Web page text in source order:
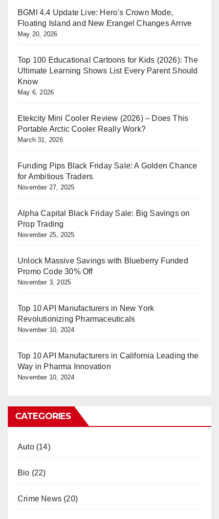
BGMI 4.4 Update Live: Hero’s Crown Mode,
Floating Island and New Erangel Changes Arrive
May 20, 2026
Top 100 Educational Cartoons for Kids (2026): The
Ultimate Learning Shows List Every Parent Should
Know
May 6, 2026
Etekcity Mini Cooler Review (2026) – Does This
Portable Arctic Cooler Really Work?
March 31, 2026
Funding Pips Black Friday Sale: A Golden Chance
for Ambitious Traders
November 27, 2025
Alpha Capital Black Friday Sale: Big Savings on
Prop Trading
November 25, 2025
Unlock Massive Savings with Blueberry Funded
Promo Code 30% Off
November 3, 2025
Top 10 API Manufacturers in New York
Revolutionizing Pharmaceuticals
November 10, 2024
Top 10 API Manufacturers in California Leading the
Way in Pharma Innovation
November 10, 2024
CATEGORIES
Auto(14)
Bio (22)
Crime News (20)